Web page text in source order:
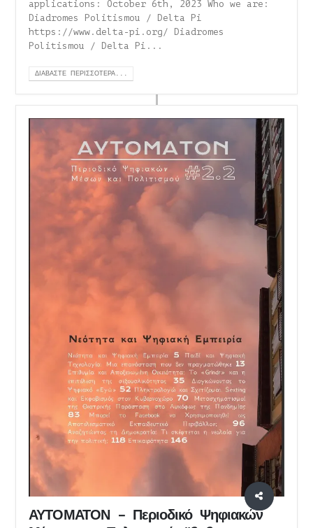
applications: October 6th, 2023 Who we are:
Diadromes Politismou / Delta Pi
https://www.delta-pi.org/ Diadromes
Politismou / Delta Pi...
ΔΙΑΒΆΣΤΕ ΠΕΡΙΣΣΌΤΕΡΑ...
ΑΥΤΟΜΑΤΟΝ – Περιοδικό Ψηφιακών